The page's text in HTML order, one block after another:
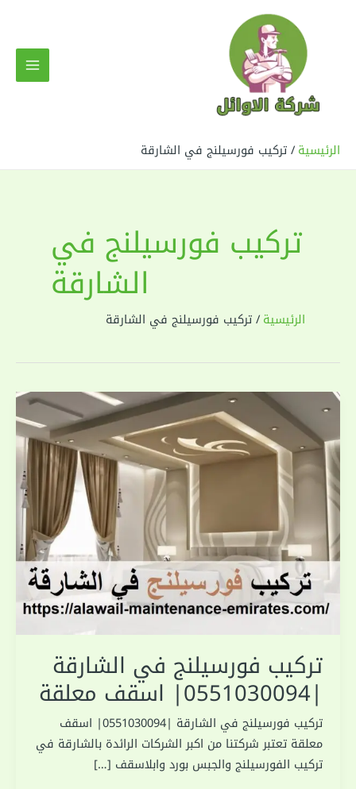
الرئيسية تركيب فورسيلنج في الشارقة
تركيب فورسيلنج في
الشارقة
الرئيسية تركيب فورسيلنج في الشارقة
تركيب فورسيلنج في الشارقة
|0551030094| اسقف معلقة
تركيب فورسيلنج في الشارقة |0551030094| اسقف
معلقة تعتبر شركتنا من اكبر الشركات الرائدة بالشارقة في
تركيب الفورسيلنج والجبس بورد وابلاسقف […]